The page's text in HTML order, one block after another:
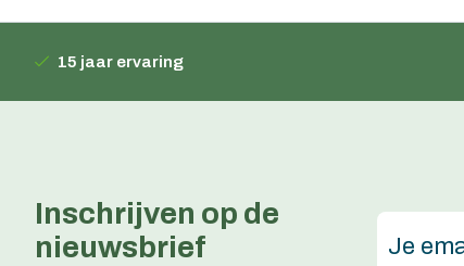
15 jaar ervaring
Inschrijven op de
nieuwsbrief